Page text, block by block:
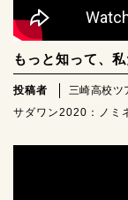
もっと知って、
投稿者
三崎高校ツ
サダワン2020：ノミ